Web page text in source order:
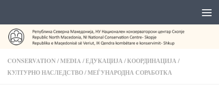
CONSERVATION /MEDIA /ЕДУКАЦИЈА/КООРДИНАЦИЈА/
КУЛТУРНО НАСЛЕДСТВО/МЕЃУНАРОДНА СОРАБОТКА